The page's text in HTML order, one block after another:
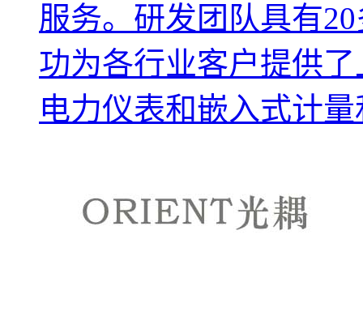
服务。研发团队具有
功为各行业客户提供
电力仪表和嵌入式计